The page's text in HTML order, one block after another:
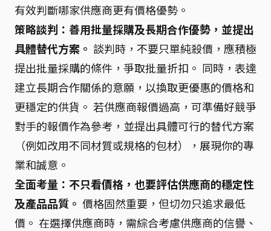
有效判斷哪家供應商更有價格優勢。
策略談判：善用批量採購及長期合作優勢，並提出
具體替代方案。 談判時，不要只單純殺價，應積極
提出批量採購的條件，爭取批量折扣。 同時，表達
建立長期合作關係的意願，以換取更優惠的價格和
更穩定的供貨。 若供應商報價過高，可準備好競爭
對手的報價作為參考，並提出具體可行的替代方案
（例如改用不同材質或規格的包材），展現你的專
業和誠意。
全面考量：不只看價格，也要評估供應商的穩定性
及產品品質。 價格固然重要，但切勿只追求最低
價。 在選擇供應商時，需綜合考慮供應商的信譽、